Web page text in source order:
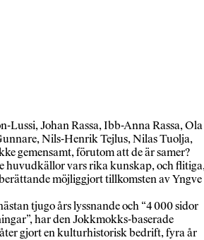
Lussi, Johan Rassa, Ibb-Anna Rassa, Ola
Nils-Henrik Tejlus, Nilas Tuolja,
gemensamt, förutom att de är samer?
huvudkällor vars rika kunskap, och
möjliggjort tillkomsten av Yngve
tjugo års lyssnande och “4 000 sidor
har den Jokkmokks-baserade
gjort en kulturhistorisk bedrift, fyra år